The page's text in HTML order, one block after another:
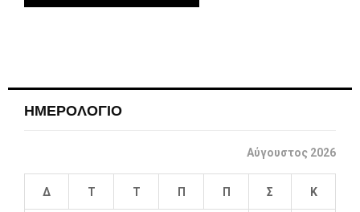
ΗΜΕΡΟΛΟΓΙΟ
Αύγουστος 2026
Δ Τ Τ Π Π Σ Κ